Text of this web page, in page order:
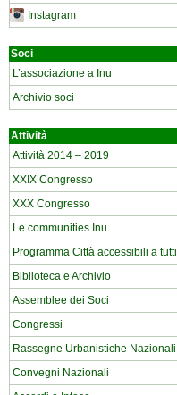
Instagram
Soci
L’associazione a Inu
Archivio soci
Attività
Attività 2014 – 2019
XXIX Congresso
XXX Congresso
Le communities Inu
Programma Città accessibili a tutti
Biblioteca e Archivio
Assemblee dei Soci
Congressi
Rassegne Urbanistiche Nazionali
Convegni Nazionali